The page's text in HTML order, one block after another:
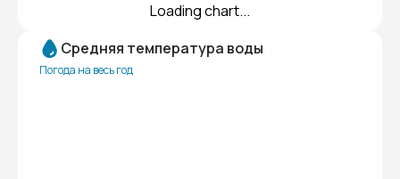
Loading chart...
Средняя температура воды
Погода на весь год